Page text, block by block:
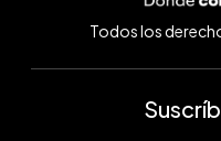
Todos los